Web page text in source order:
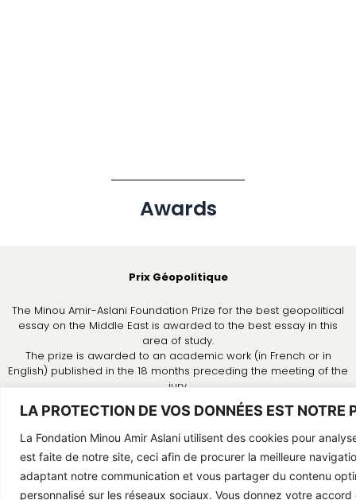
LA PROTECTION DE VOS DONNÉES EST NOTRE
La Fondation Minou Amir Aslani utilisent des cookies pour
est faite de notre site, ceci afin de procurer la meilleure
adaptant notre communication et vous partager du contenu
personnalisé sur les réseaux sociaux. Vous donnez votre
Awards
Prix Géopolitique
The Minou Amir-Aslani Foundation Prize for the best geopolitical
essay on the Middle East is awarded to the best essay in this
area of study.
The prize is awarded to an academic work (in French or in
English) published in the 18 months preceding the meeting of the
jury.
Prix Théâtre
Le Prix théâtral organisé par la Fondation Minou Amir-Aslani a
pour but de récompenser l’écriture d’une pièce de théâtre
contemporaine, française, créée et mise en scène dans ls dix-